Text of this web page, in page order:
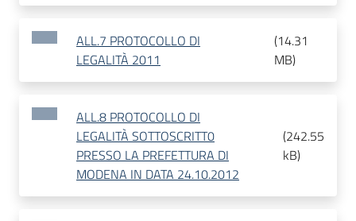
ALL.7 PROTOCOLLO DI
LEGALITÀ 2011
(14.31
MB)
ALL.8 PROTOCOLLO DI
LEGALITÀ SOTTOSCRITT0
PRESSO LA PREFETTURA DI
MODENA IN DATA 24.10.2012
(242.55
kB)